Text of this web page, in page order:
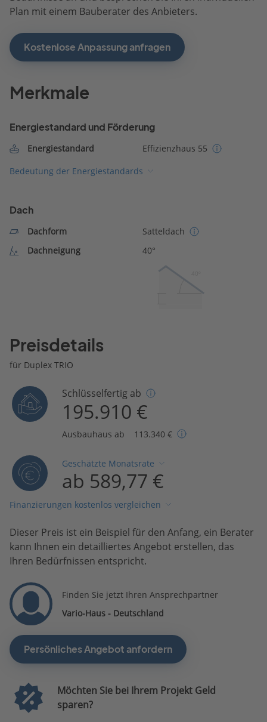
Plan mit einem Bauberater des Anbieters.
Kostenlose Anpassung anfragen
Merkmale
Energiestandard und Förderung
Energiestandard
Effizienzhaus 55
Bedeutung der Energiestandards
Dach
Dachform
Satteldach
Dachneigung
40°
Preisdetails
für Duplex TRIO
Schlüsselfertig ab
195.910 €
Ausbauhaus ab 113.340 €
Geschätzte Monatsrate
ab 589,77 €
Finanzierungen kostenlos vergleichen
Dieser Preis ist ein Beispiel für den Anfang, ein Berater
kann Ihnen ein detailliertes Angebot erstellen, das
Ihren Bedürfnissen entspricht.
Finden Sie jetzt Ihren Ansprechpartner
Vario-Haus - Deutschland
Persönliches Angebot anfordern
Möchten Sie bei Ihrem Projekt Geld
sparen?